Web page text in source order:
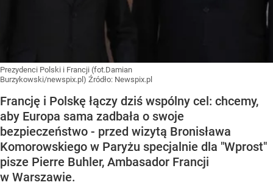
Prezydenci Polski i Francji (fot.Damian
Burzykowski/newspix.pl) Źródło: Newspix.pl
Francję i Polskę łączy dziś wspólny cel: chcemy,
aby Europa sama zadbała o swoje
bezpieczeństwo - przed wizytą Bronisława
Komorowskiego w Paryżu specjalnie dla "Wprost"
pisze Pierre Buhler, Ambasador Francji
w Warszawie.